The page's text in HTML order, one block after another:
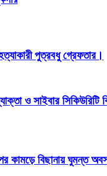
পুত্রবধু গ্রেফতার।
ও সাইবার সিকিউরিটি
কামড়ে বিছানায় ঘুমন্ত